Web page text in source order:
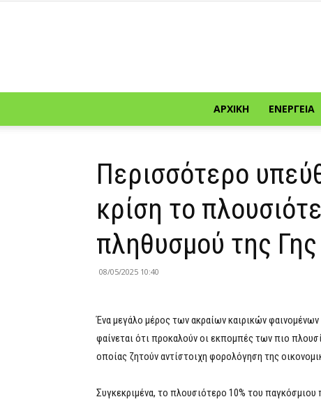
ΑΡΧΙΚΉ ΕΝΈΡΓΕΙΑ
Περισσότερο
κρίση το
πληθυσμού της Γης
08/05/2025 10:40
Ένα μεγάλο μέρος των ακραίων καιρικών
φαίνεται ότι προκαλούν οι εκπομπές των πιο
οποίας ζητούν αντίστοιχη φορολόγηση της
Συγκεκριμένα, το πλουσιότερο 10% του